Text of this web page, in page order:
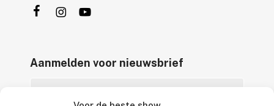
Aanmelden voor nieuwsbrief